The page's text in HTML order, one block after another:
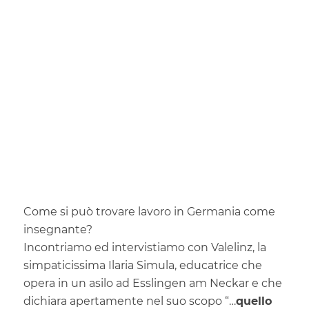
Come si può trovare lavoro in Germania come
insegnante?
Incontriamo ed intervistiamo con Valelinz, la
simpaticissima Ilaria Simula, educatrice che
opera in un asilo ad Esslingen am Neckar e che
dichiara apertamente nel suo scopo “…quello